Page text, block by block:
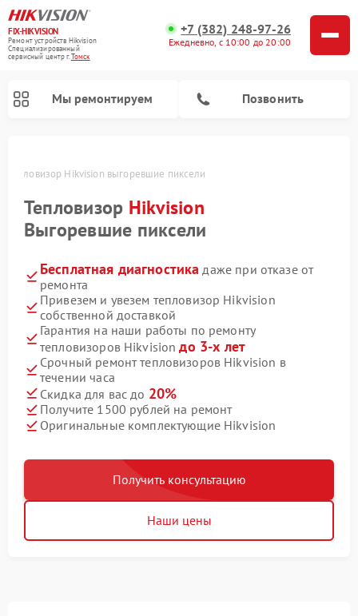
FIX-HIKVISION
Ремонт устройств Hikvision
Специализированный
cервисный центр г.Томск
+7 (382) 248-97-26
Ежедневно, с 10:00 до 20:00
Мы ремонтируем Позвонить
Тепловизор Hikvision выгоревшие пиксели
Тепловизор Hikvision
Выгоревшие пиксели
Бесплатная диагностика даже при отказе от
ремонта
Привезем и увезем тепловизор Hikvision
собственной доставкой
Гарантия на наши работы по ремонту
тепловизоров Hikvisionдо 3-х лет
Срочный ремонт тепловизоров Hikvision в
течении часа
Скидка для вас до 20%
Получите 1500 рублей на ремонт
Оригинальные комплектующие Hikvision
Получить консультацию
Наши цены